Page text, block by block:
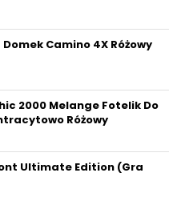
Camino 4X Różowy
2000 Melange Fotelik Do
Różowy
Ultimate Edition (Gra